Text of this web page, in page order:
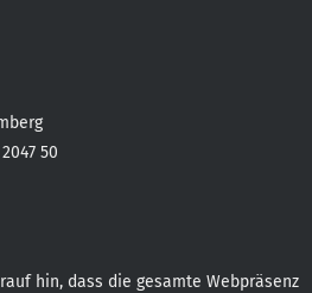
50
hin, dass die gesamte Webpräsenz